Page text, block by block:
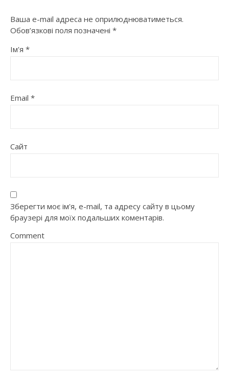
Ваша e-mail адреса не оприлюднюватиметься.
Обов’язкові поля позначені *
Ім'я *
Email *
Сайт
Зберегти моє ім'я, e-mail, та адресу сайту в цьому
браузері для моїх подальших коментарів.
Comment